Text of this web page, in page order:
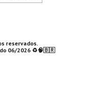
reservados.
06/2026 ♻️🧠🇧🇷